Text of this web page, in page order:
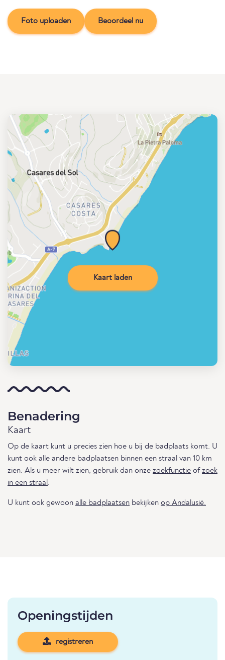
Foto uploaden Beoordeel nu
Kaart laden
Benadering
Kaart
Op de kaart kunt u precies zien hoe u bij de badplaats komt. U
kunt ook alle andere badplaatsen binnen een straal van 10 km
zien. Als u meer wilt zien, gebruik dan onze zoekfunctie ofzoek
in een straal.
U kunt ook gewoon alle badplaatsen bekijken op Andalusië.
Openingstijden
registreren